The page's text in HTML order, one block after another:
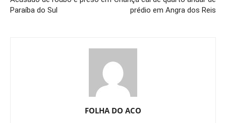
Paraíba do Sul
prédio em Angra dos Reis
FOLHA DO ACO